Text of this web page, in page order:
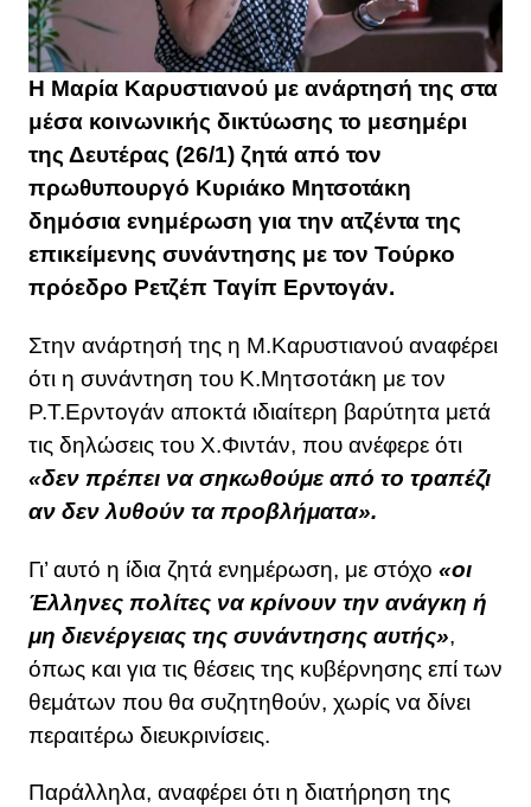
Η Μαρία Καρυστιανού με ανάρτησή της στα
μέσα κοινωνικής δικτύωσης το μεσημέρι
της Δευτέρας (26/1) ζητά από τον
πρωθυπουργό Κυριάκο Μητσοτάκη
δημόσια ενημέρωση για την ατζέντα της
επικείμενης συνάντησης με τον Τούρκο
πρόεδρο Ρετζέπ Ταγίπ Ερντογάν.
Στην ανάρτησή της η Μ.Καρυστιανού αναφέρει
ότι η συνάντηση του Κ.Μητσοτάκη με τον
Ρ.Τ.Ερντογάν αποκτά ιδιαίτερη βαρύτητα μετά
τις δηλώσεις του Χ.Φιντάν, που ανέφερε ότι
«δεν πρέπει να σηκωθούμε από το τραπέζι
αν δεν λυθούν τα προβλήματα».
Γι’ αυτό η ίδια ζητά ενημέρωση, με στόχο «οι
Έλληνες πολίτες να κρίνουν την ανάγκη ή
μη διενέργειας της συνάντησης αυτής»,
όπως και για τις θέσεις της κυβέρνησης επί των
θεμάτων που θα συζητηθούν, χωρίς να δίνει
περαιτέρω διευκρινίσεις.
Παράλληλα, αναφέρει ότι η διατήρηση της